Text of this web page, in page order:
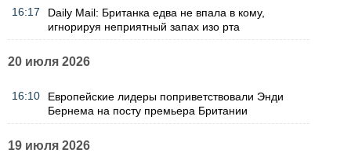
16:17
Daily Mail: Британка едва не впала в кому,
игнорируя неприятный запах изо рта
20 июля 2026
16:10
Европейские лидеры поприветствовали Энди
Бернема на посту премьера Британии
19 июля 2026